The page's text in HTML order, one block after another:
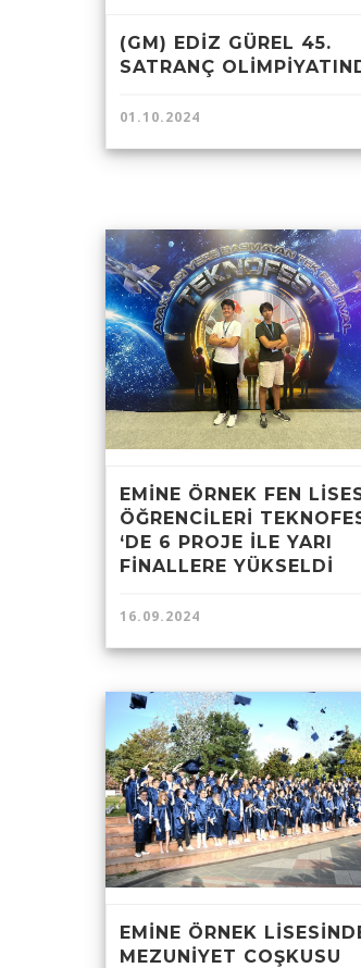
(GM) EDİZ GÜREL 45.
SATRANÇ
01.10.2024
EMİNE ÖRNEK FEN
ÖĞRENCİLERİ
‘DE 6 PROJE İLE YARI
FİNALLERE YÜKSELDİ
16.09.2024
EMİNE ÖRNEK
MEZUNİYET COŞKUSU